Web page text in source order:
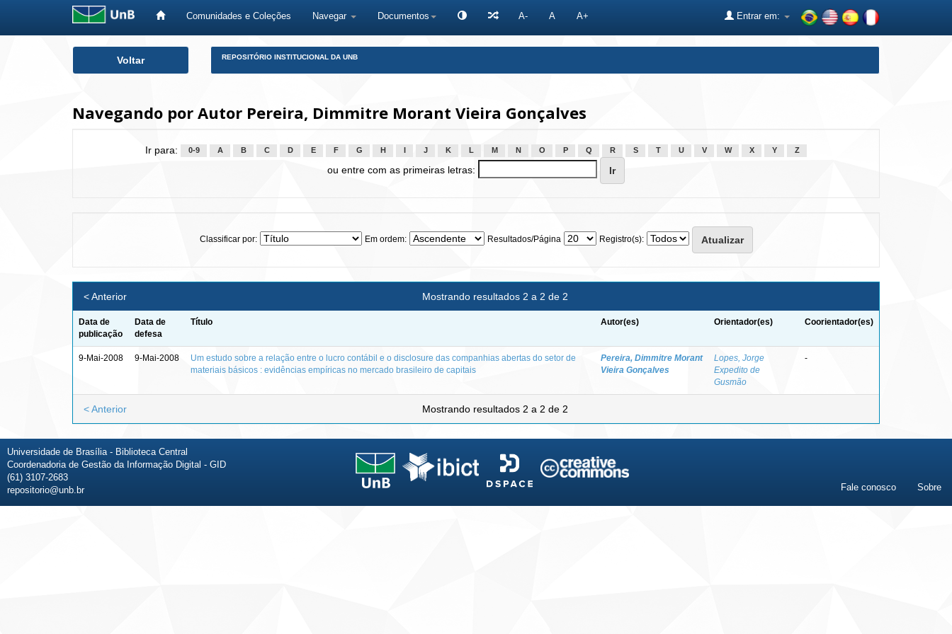
Comunidades e Coleções Navegar Documentos A- A A+ Entrar em:
Voltar REPOSITÓRIO INSTITUCIONAL DA UNB
Navegando por Autor Pereira, Dimmitre Morant Vieira Gonçalves
Ir para: 0-9 A B C D E F G H J K L M N O P Q R S T U V W X Y Z
ou entre com as primeiras letras:
Classificar por: Em ordem: Resultados/Página Registro(s):
Mostrando resultados 2 a 2 de 2
< Anterior
Data de
publicação
Data de
defesa
Título Autor(es) Orientador(es) Coorientador(es)
9-Mai-2008 9-Mai-2008
Um estudo sobre a relação entre o lucro contábil e o disclosure das companhias abertas do setor de
materiais básicos : evidências empíricas no mercado brasileiro de capitais
Pereira, Dimmitre Morant
Vieira Gonçalves
Lopes, Jorge
Expedito de
Gusmão
-
Mostrando resultados 2 a 2 de 2
< Anterior
Universidade de Brasília - Biblioteca Central
Coordenadoria de Gestão da Informação Digital - GID
(61) 3107-2683
repositorio@unb.br
Fale conosco Sobre